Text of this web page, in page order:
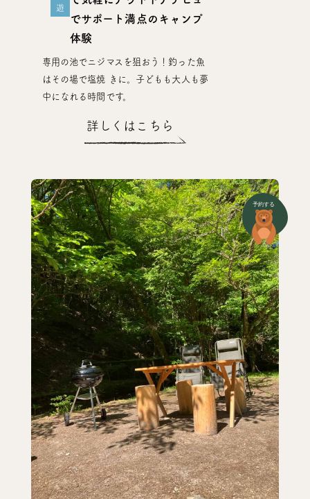
遊
でサポート満点のキャンプ
体験
専用の池でニジマスを狙おう！釣った魚
はその場で塩焼 きに。子どもも大人も夢
中になれる時間です。
詳しくはこちら